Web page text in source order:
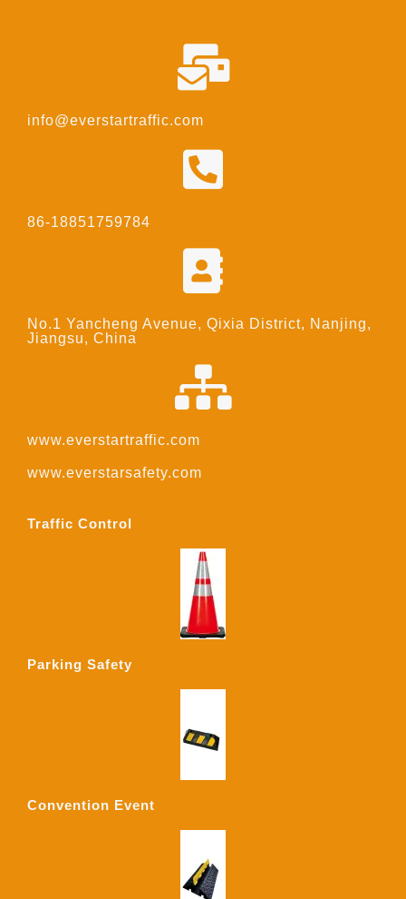
info@everstartraffic.com
86-18851759784
No.1 Yancheng Avenue, Qixia District, Nanjing,
Jiangsu, China
www.everstartraffic.com
www.everstarsafety.com
Traffic Control
Parking Safety
Convention Event